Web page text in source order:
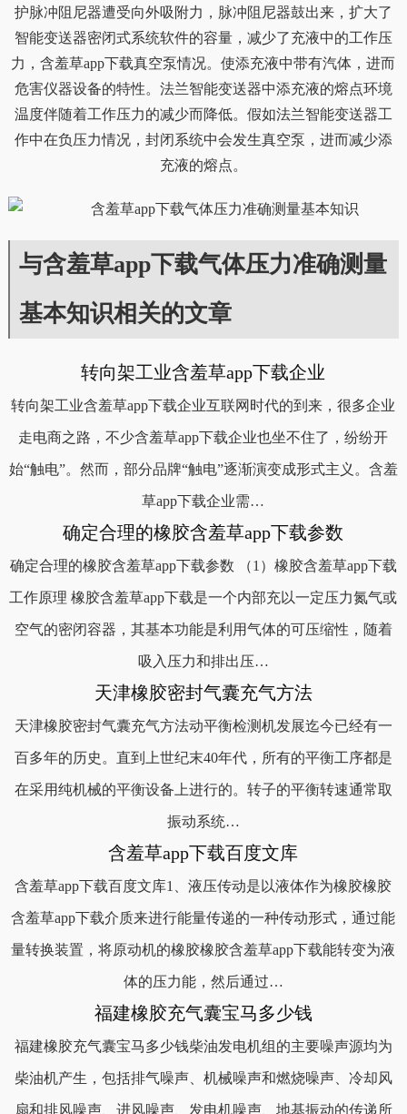
护脉冲阻尼器遭受向外吸附力，脉冲阻尼器鼓出来，扩大了
智能变送器密闭式系统软件的容量，减少了充液中的工作压
力，含羞草app下载真空泵情况。使添充液中带有汽体，进而
危害仪器设备的特性。法兰智能变送器中添充液的熔点环境
温度伴随着工作压力的减少而降低。假如法兰智能变送器工
作中在负压力情况，封闭系统中会发生真空泵，进而减少添
充液的熔点。
与含羞草app下载气体压力准确测量
基本知识相关的文章
转向架工业含羞草app下载企业
转向架工业含羞草app下载企业互联网时代的到来，很多企业
走电商之路，不少含羞草app下载企业也坐不住了，纷纷开
始“触电”。然而，部分品牌“触电”逐渐演变成形式主义。含羞
草app下载企业需…
确定合理的橡胶含羞草app下载参数
确定合理的橡胶含羞草app下载参数 （1）橡胶含羞草app下载
工作原理 橡胶含羞草app下载是一个内部充以一定压力氮气或
空气的密闭容器，其基本功能是利用气体的可压缩性，随着
吸入压力和排出压…
天津橡胶密封气囊充气方法
天津橡胶密封气囊充气方法动平衡检测机发展迄今已经有一
百多年的历史。直到上世纪末40年代，所有的平衡工序都是
在采用纯机械的平衡设备上进行的。转子的平衡转速通常取
振动系统…
含羞草app下载百度文库
含羞草app下载百度文库1、液压传动是以液体作为橡胶橡胶
含羞草app下载介质来进行能量传递的一种传动形式，通过能
量转换装置，将原动机的橡胶橡胶含羞草app下载能转变为液
体的压力能，然后通过…
福建橡胶充气囊宝马多少钱
福建橡胶充气囊宝马多少钱柴油发电机组的主要噪声源均为
柴油机产生，包括排气噪声、机械噪声和燃烧噪声、冷却风
扇和排风噪声、进风噪声、发电机噪声、地基振动的传递所